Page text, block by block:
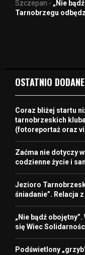
Szczepan - „Nie
Tarnobrzegu
OSTATNIO DODANE
Coraz bliżej startu
tarnobrzeskich
(fotoreportaż oraz
Zaćma nie dotyczy
codzienne życie i
Jezioro
śniadanie”. Relacja
„Nie bądź
się Wiec
Podświetlony